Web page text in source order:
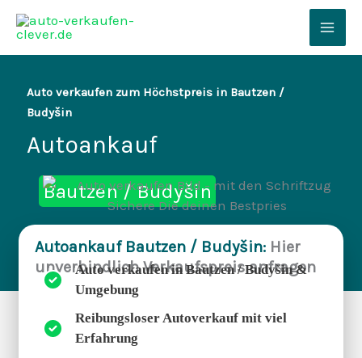
Inhalt
Auto verkaufen zum Höchstpreis in Bautzen /
Budyšin
Autoankauf
Bautzen / Budyšin
Autoankauf Bautzen / Budyšin: Hier
unverbindlich Verkaufspreis anfragen
Auto verkaufen in Bautzen / Budyšin &
Umgebung
Reibungsloser Autoverkauf mit viel
Erfahrung